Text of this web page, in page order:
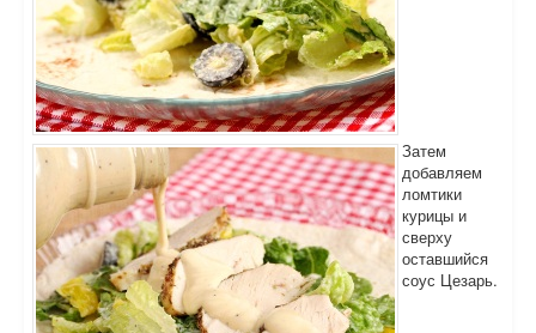
Затем
добавляем
ломтики
курицы и
сверху
оставшийся
соус Цезарь.